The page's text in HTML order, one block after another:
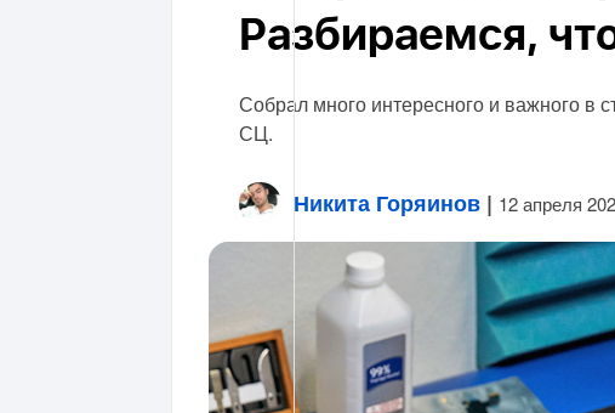
Разбираемся,
Собрал много интересного и важного в
СЦ.
Никита Горяинов | 12 апреля